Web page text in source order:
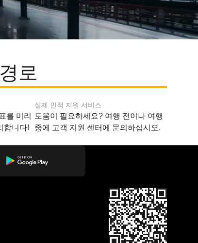
로
를 미리
합니다!
실제 인적 지원 서비스
도움이 필요하세요? 여행 전이나 여행
중에 고객 지원 센터에 문의하십시오.